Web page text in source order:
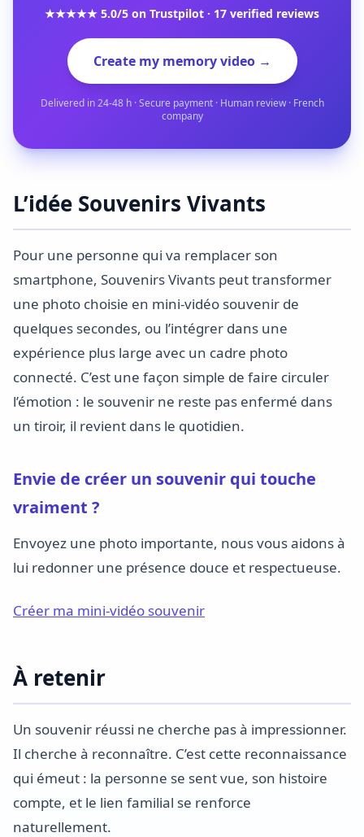
★★★★★ 5.0/5 on Trustpilot · 17 verified reviews
Create my memory video →
Delivered in 24-48 h · Secure payment · Human review · French
company
L’idée Souvenirs Vivants
Pour une personne qui va remplacer son
smartphone, Souvenirs Vivants peut transformer
une photo choisie en mini-vidéo souvenir de
quelques secondes, ou l’intégrer dans une
expérience plus large avec un cadre photo
connecté. C’est une façon simple de faire circuler
l’émotion : le souvenir ne reste pas enfermé dans
un tiroir, il revient dans le quotidien.
Envie de créer un souvenir qui touche
vraiment ?
Envoyez une photo importante, nous vous aidons à
lui redonner une présence douce et respectueuse.
Créer ma mini-vidéo souvenir
À retenir
Un souvenir réussi ne cherche pas à impressionner.
Il cherche à reconnaître. C’est cette reconnaissance
qui émeut : la personne se sent vue, son histoire
compte, et le lien familial se renforce
naturellement.